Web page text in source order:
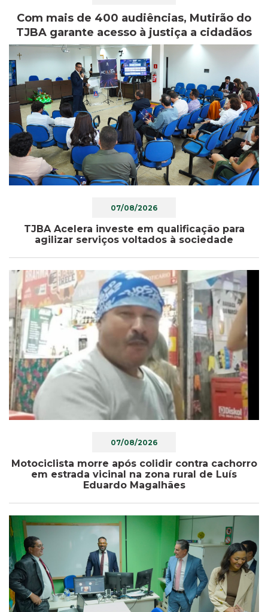
Com mais de 400 audiências, Mutirão do
TJBA garante acesso à justiça a cidadãos
07/08/2026
TJBA Acelera investe em qualificação para
agilizar serviços voltados à sociedade
07/08/2026
Motociclista morre após colidir contra cachorro
em estrada vicinal na zona rural de Luís
Eduardo Magalhães